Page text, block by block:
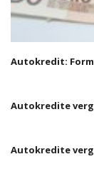
Autokredit:
Autokredite
Autokredite